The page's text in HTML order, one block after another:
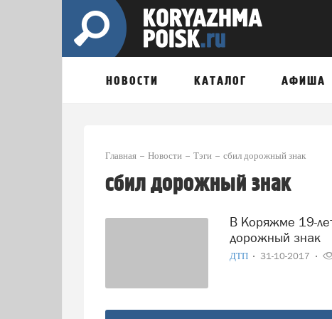
НОВОСТИ КАТАЛОГ АФИША
Главная Новости Тэги сбил дорожный знак
сбил дорожный знак
В Коряжме 19-летнего водителя оштрафовали за погнутый
дорожный знак
ДТП 31-10-2017